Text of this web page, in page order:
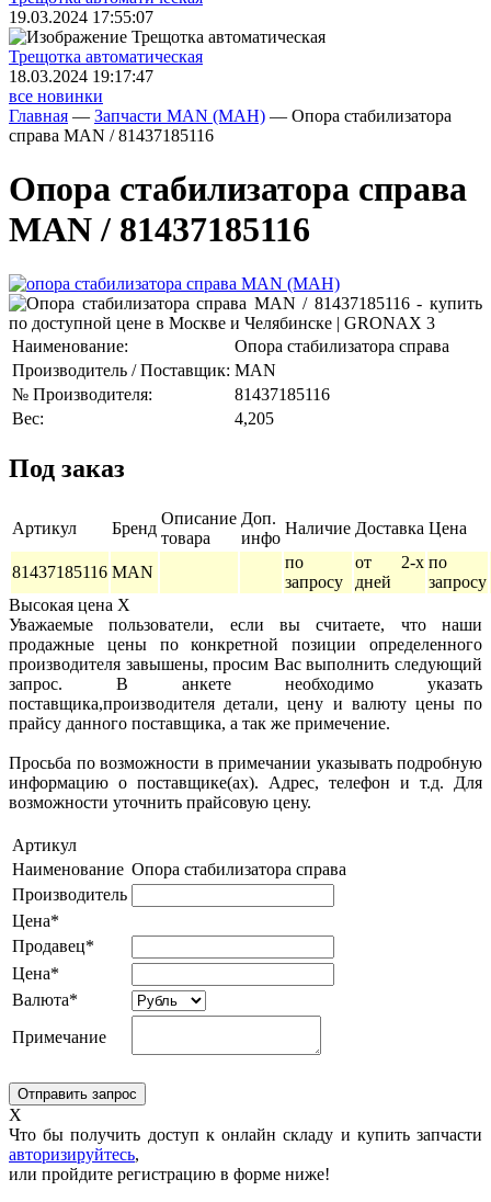
19.03.2024 17:55:07
Трещoтка автоматическая
18.03.2024 19:17:47
все новинки
Главная — Запчасти MAN (МАН) — Опора стабилизатора
справа MAN / 81437185116
Опора стабилизатора справа
MAN / 81437185116
Наименование:
Опора стабилизатора справа
Производитель / Поставщик: MAN
№ Производителя:
81437185116
Вес:
4,205
Под заказ
Артикул Бренд
Описание
товара
Доп.
инфо
Наличие Доставка Цена
81437185116 MAN
по
запросу
от 2-х
дней
по
запросу
Высокая цена X
Уважаемые пользователи, если вы считаете, что наши
продажные цены по конкретной позиции определенного
производителя завышены, просим Вас выполнить следующий
запрос. В анкете необходимо указать
поставщика,производителя детали, цену и валюту цены по
прайсу данного поставщика, а так же примечение.
Просьба по возможности в примечании указывать подробную
информацию о поставщике(ах). Адрес, телефон и т.д. Для
возможности уточнить прайсовую цену.
Артикул
Наименование Опора стабилизатора справа
Производитель
Цена*
Продавец*
Цена*
Валюта*
Примечание
X
Что бы получить доступ к онлайн складу и купить запчасти
авторизируйтесь,
или пройдите регистрацию в форме ниже!